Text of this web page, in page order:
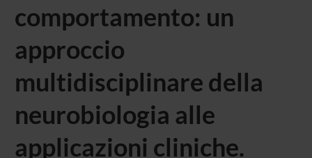
comportamento: un
approccio
multidisciplinare della
neurobiologia alle
applicazioni cliniche.